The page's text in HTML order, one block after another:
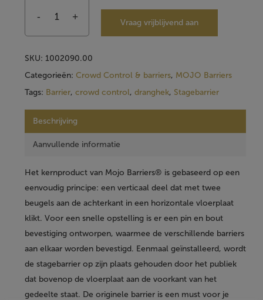
Vraag vrijblijvend aan
SKU: 1002090.00
Categorieën: Crowd Control & barriers, MOJO Barriers
Tags: Barrier, crowd control, dranghek, Stagebarrier
Beschrijving
Aanvullende informatie
Het kernproduct van Mojo Barriers® is gebaseerd op een
eenvoudig principe: een verticaal deel dat met twee
beugels aan de achterkant in een horizontale vloerplaat
klikt. Voor een snelle opstelling is er een pin en bout
bevestiging ontworpen, waarmee de verschillende barriers
aan elkaar worden bevestigd. Eenmaal geïnstalleerd, wordt
de stagebarrier op zijn plaats gehouden door het publiek
dat bovenop de vloerplaat aan de voorkant van het
gedeelte staat. De originele barrier is een must voor je